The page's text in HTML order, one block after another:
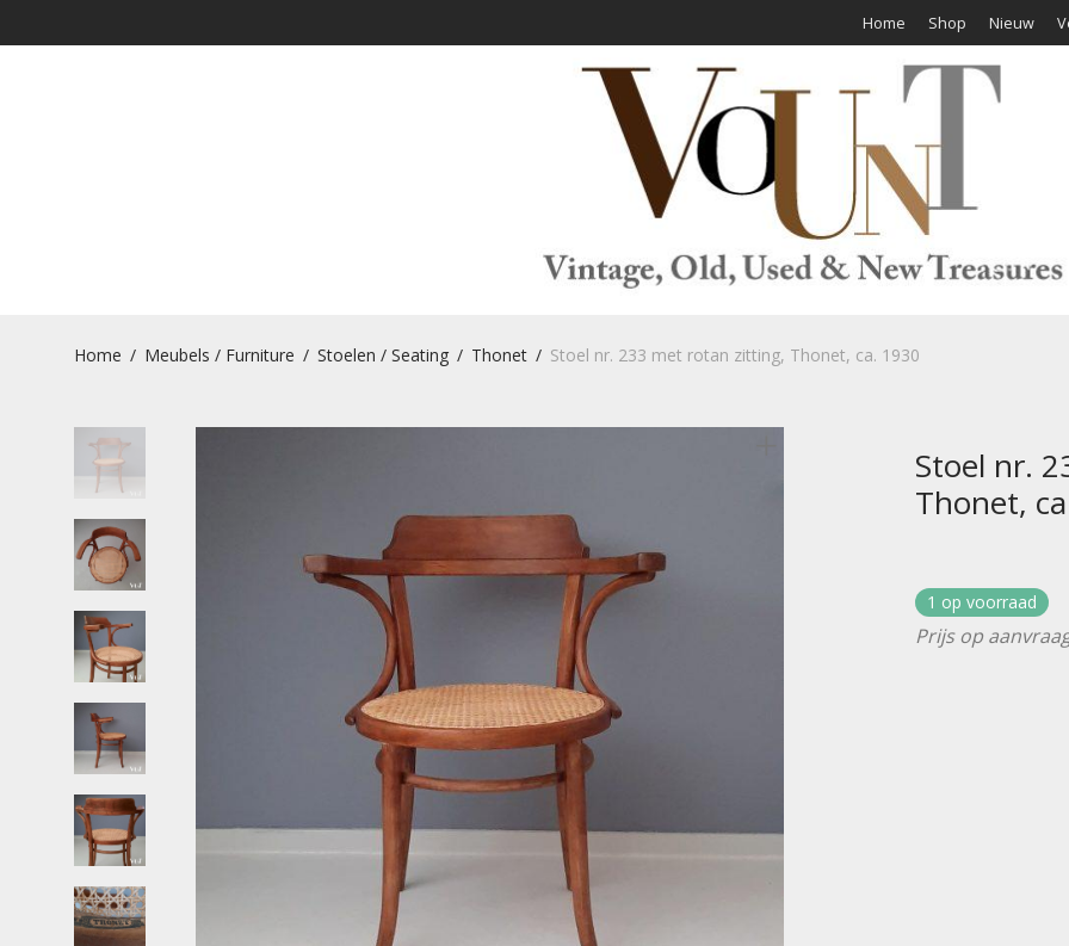
Home Shop Nieuw
Home / Meubels / Furniture / Stoelen / Seating / Thonet / Stoel nr. 233 met rotan zitting, Thonet, ca. 1930
Stoel nr.
Thonet,
1 op voorraad
Prijs op